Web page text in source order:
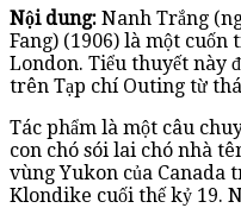
Nội dung: Nanh Trắng
Fang) (1906) là một cuốn
London. Tiểu thuyết này
trên Tạp chí Outing từ
Tác phẩm là một câu
con chó sói lai chó nhà
vùng Yukon của Canada
Klondike cuối thế kỷ 19.